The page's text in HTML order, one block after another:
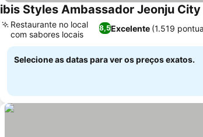
ibis Styles Ambassador Jeonju
8,5Excelente (1.519
Restaurante no local
com sabores locais
Selecione as datas para ver os preços exatos.